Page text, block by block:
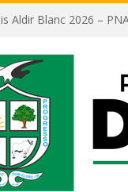
Aldir Blanc 2026 –